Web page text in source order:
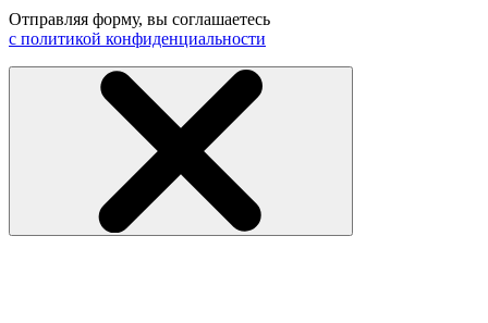
Отправляя форму, вы соглашаетесь
с политикой конфиденциальности